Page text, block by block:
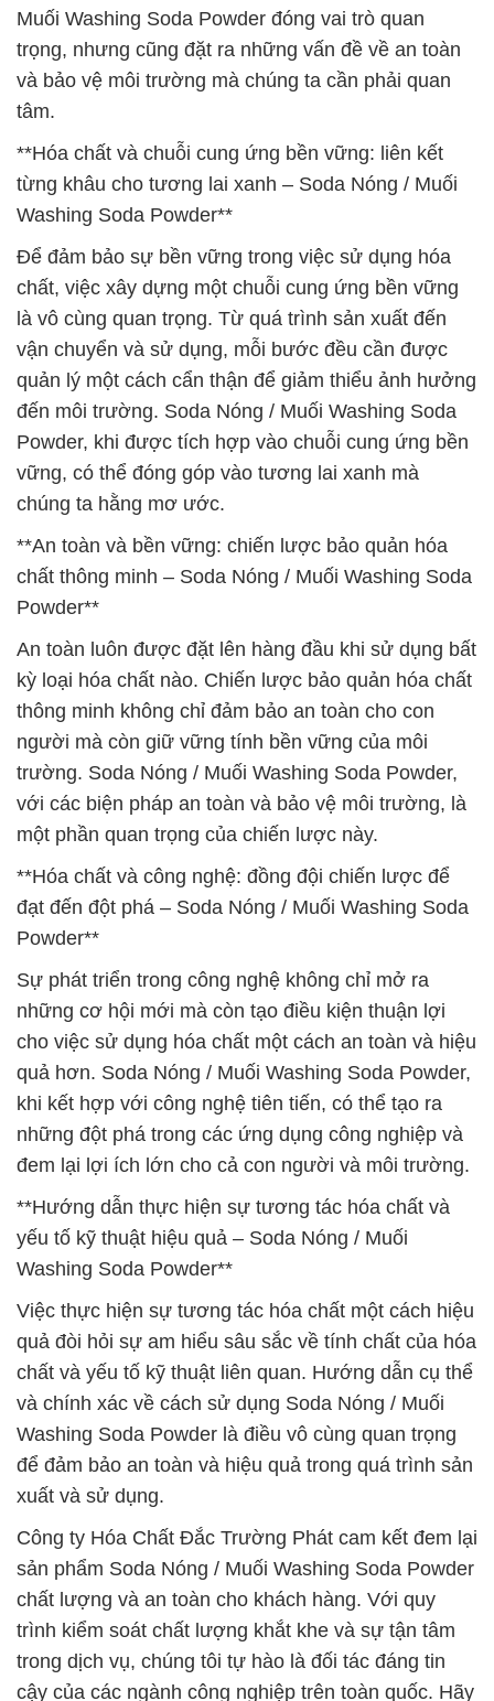
Muối Washing Soda Powder đóng vai trò quan
trọng, nhưng cũng đặt ra những vấn đề về an toàn
và bảo vệ môi trường mà chúng ta cần phải quan
tâm.
**Hóa chất và chuỗi cung ứng bền vững: liên kết
từng khâu cho tương lai xanh – Soda Nóng / Muối
Washing Soda Powder**
Để đảm bảo sự bền vững trong việc sử dụng hóa
chất, việc xây dựng một chuỗi cung ứng bền vững
là vô cùng quan trọng. Từ quá trình sản xuất đến
vận chuyển và sử dụng, mỗi bước đều cần được
quản lý một cách cẩn thận để giảm thiểu ảnh hưởng
đến môi trường. Soda Nóng / Muối Washing Soda
Powder, khi được tích hợp vào chuỗi cung ứng bền
vững, có thể đóng góp vào tương lai xanh mà
chúng ta hằng mơ ước.
**An toàn và bền vững: chiến lược bảo quản hóa
chất thông minh – Soda Nóng / Muối Washing Soda
Powder**
An toàn luôn được đặt lên hàng đầu khi sử dụng bất
kỳ loại hóa chất nào. Chiến lược bảo quản hóa chất
thông minh không chỉ đảm bảo an toàn cho con
người mà còn giữ vững tính bền vững của môi
trường. Soda Nóng / Muối Washing Soda Powder,
với các biện pháp an toàn và bảo vệ môi trường, là
một phần quan trọng của chiến lược này.
**Hóa chất và công nghệ: đồng đội chiến lược để
đạt đến đột phá – Soda Nóng / Muối Washing Soda
Powder**
Sự phát triển trong công nghệ không chỉ mở ra
những cơ hội mới mà còn tạo điều kiện thuận lợi
cho việc sử dụng hóa chất một cách an toàn và hiệu
quả hơn. Soda Nóng / Muối Washing Soda Powder,
khi kết hợp với công nghệ tiên tiến, có thể tạo ra
những đột phá trong các ứng dụng công nghiệp và
đem lại lợi ích lớn cho cả con người và môi trường.
**Hướng dẫn thực hiện sự tương tác hóa chất và
yếu tố kỹ thuật hiệu quả – Soda Nóng / Muối
Washing Soda Powder**
Việc thực hiện sự tương tác hóa chất một cách hiệu
quả đòi hỏi sự am hiểu sâu sắc về tính chất của hóa
chất và yếu tố kỹ thuật liên quan. Hướng dẫn cụ thể
và chính xác về cách sử dụng Soda Nóng / Muối
Washing Soda Powder là điều vô cùng quan trọng
để đảm bảo an toàn và hiệu quả trong quá trình sản
xuất và sử dụng.
Công ty Hóa Chất Đắc Trường Phát cam kết đem lại
sản phẩm Soda Nóng / Muối Washing Soda Powder
chất lượng và an toàn cho khách hàng. Với quy
trình kiểm soát chất lượng khắt khe và sự tận tâm
trong dịch vụ, chúng tôi tự hào là đối tác đáng tin
cậy của các ngành công nghiệp trên toàn quốc. Hãy